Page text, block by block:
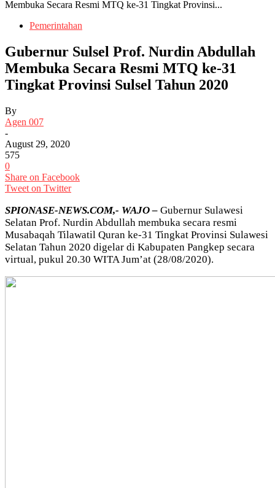
Membuka Secara Resmi MTQ ke-31 Tingkat Provinsi...
Pemerintahan
Gubernur Sulsel Prof. Nurdin Abdullah
Membuka Secara Resmi MTQ ke-31
Tingkat Provinsi Sulsel Tahun 2020
By
Agen 007
-
August 29, 2020
575
0
Share on Facebook
Tweet on Twitter
SPIONASE-NEWS.COM,- WAJO – Gubernur Sulawesi
Selatan Prof. Nurdin Abdullah membuka secara resmi
Musabaqah Tilawatil Quran ke-31 Tingkat Provinsi Sulawesi
Selatan Tahun 2020 digelar di Kabupaten Pangkep secara
virtual, pukul 20.30 WITA Jum’at (28/08/2020).